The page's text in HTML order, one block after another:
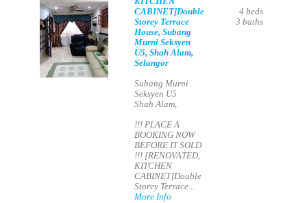
CABINET]Double
Storey Terrace
House, Subang
Murni Seksyen
U5, Shah Alam,
Selangor
Subang Murni
Seksyen U5
Shah Alam,
!!! PLACE A
BOOKING NOW
BEFORE IT SOLD
!!! [RENOVATED,
KITCHEN
CABINET]Double
Storey Terrace...
More Info
4 beds
3 baths